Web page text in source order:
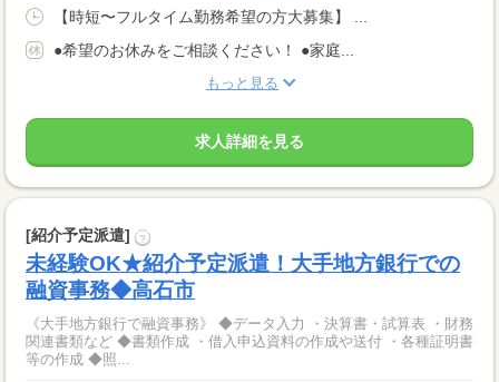
【時短〜フルタイム勤務希望の方大募集】 ...
●希望のお休みをご相談ください！ ●家庭...
もっと見る
求人詳細を見る
[紹介予定派遣] ?
未経験OK★紹介予定派遣！大手地方銀行での
融資事務◆高石市
《大手地方銀行で融資事務》 ◆データ入力 ・決算書・試算表 ・財務
関連書類など ◆書類作成 ・借入申込資料の作成や送付 ・各種証明書
等の作成 ◆照...